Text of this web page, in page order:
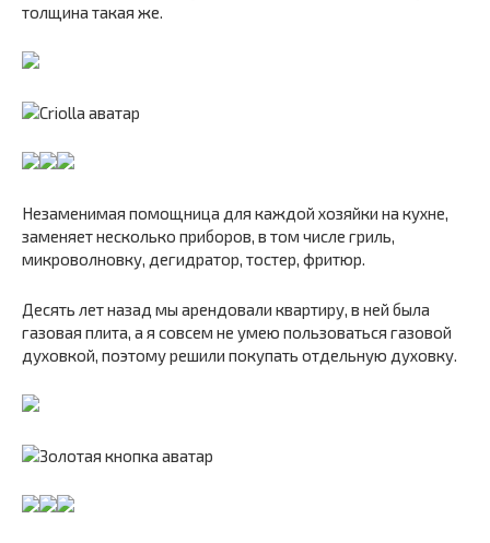
толщина такая же.
Незаменимая помощница для каждой хозяйки на кухне,
заменяет несколько приборов, в том числе гриль,
микроволновку, дегидратор, тостер, фритюр.
Десять лет назад мы арендовали квартиру, в ней была
газовая плита, а я совсем не умею пользоваться газовой
духовкой, поэтому решили покупать отдельную духовку.